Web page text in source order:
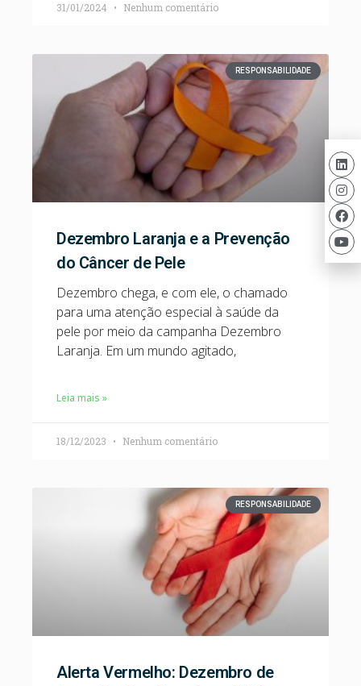
31/01/2024 Nenhum comentário
RESPONSABILIDADE
Dezembro Laranja e a Prevenção
do Câncer de Pele
Dezembro chega, e com ele, o chamado
para uma atenção especial à saúde da
pele por meio da campanha Dezembro
Laranja. Em um mundo agitado,
Leia mais »
18/12/2023 Nenhum comentário
RESPONSABILIDADE
Alerta Vermelho: Dezembro de